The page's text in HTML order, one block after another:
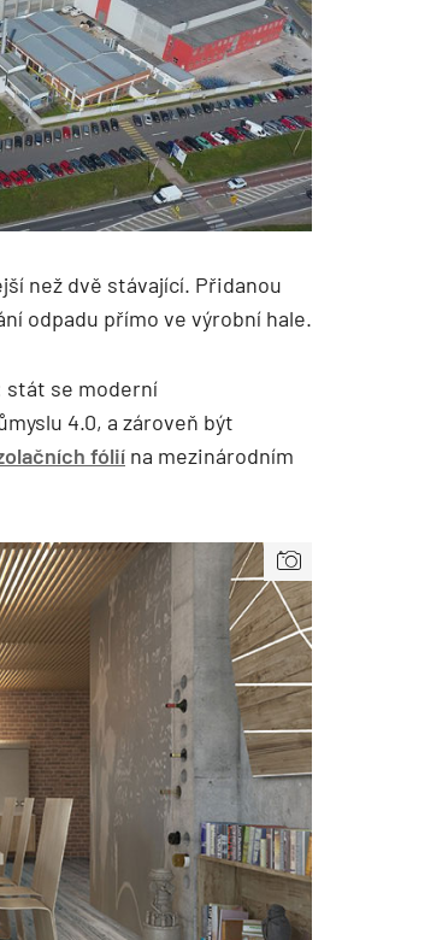
než dvě stávající. Přidanou
odpadu přímo ve výrobní hale.
stát se moderní
4.0, a zároveň být
fólií na mezinárodním